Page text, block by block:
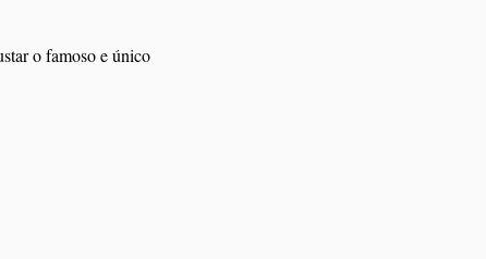
o famoso e único